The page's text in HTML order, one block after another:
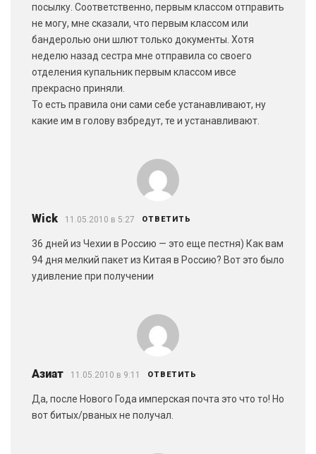
посылку. Соответственно, первым классом отправить
не могу, мне сказали, что первым классом или
бандеролью они шлют только документы. Хотя
неделю назад сестра мне отправила со своего
отделения купальник первым классом ивсе
прекрасно приняли.
То есть правила они сами себе устанавливают, ну
какие им в голову взбредут, те и устанавливают.
Wick 11.05.2010 в 5:27 ОТВЕТИТЬ
36 дней из Чехии в Россию — это еще пестня) Как вам
94 дня мелкий пакет из Китая в Россию? Вот это было
удивление при получении
Азиат 11.05.2010 в 9:11 ОТВЕТИТЬ
Да, после Нового Года имперская почта это что то! Но
вот битых/рваных не получал.